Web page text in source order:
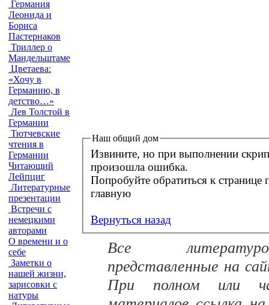
Германия
Леонида и
Бориса
Пастернаков
Триллер о
Мандельштаме
Цветаева:
«Хочу в
Германию, в
детство…»
Лев Толстой в
Германии
Тютчевские
чтения в
Германии
Читающий
Лейпциг
Литературные
презентации
Встречи с
немецкими
авторами
О времени и о
себе
Заметки о
нашей жизни,
зарисовки с
натуры
Наш общий дом
Извините, но при выполнении
произошла ошибка.
Попробуйте обратиться к странице позднее.
главную
Вернуться назад
Все
представленные на
При полном или